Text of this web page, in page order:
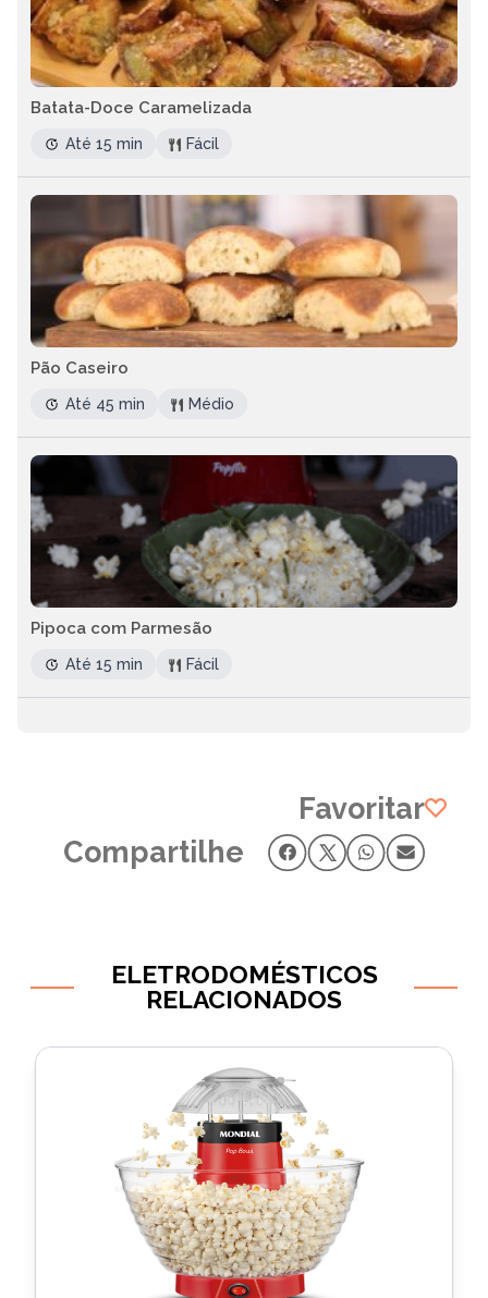
Batata-Doce Caramelizada
Até 15 min Fácil
Pão Caseiro
Até 45 min Médio
Pipoca com Parmesão
Até 15 min Fácil
Favoritar
Compartilhe
ELETRODOMÉSTICOS
RELACIONADOS